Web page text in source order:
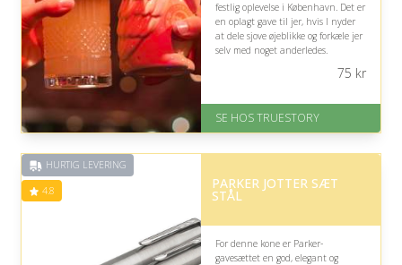
festlig oplevelse i København. Det er
en oplagt gave til jer, hvis I nyder
at dele sjove øjeblikke og forkæle jer
selv med noget anderledes.
samme
på 4.7 ud af 5
75 kr
SE HOS TRUESTORY
HURTIG LEVERING
4.8 PARKER JOTTER SÆT
STÅL
For denne kone er Parker-
gavesættet en god, elegant og